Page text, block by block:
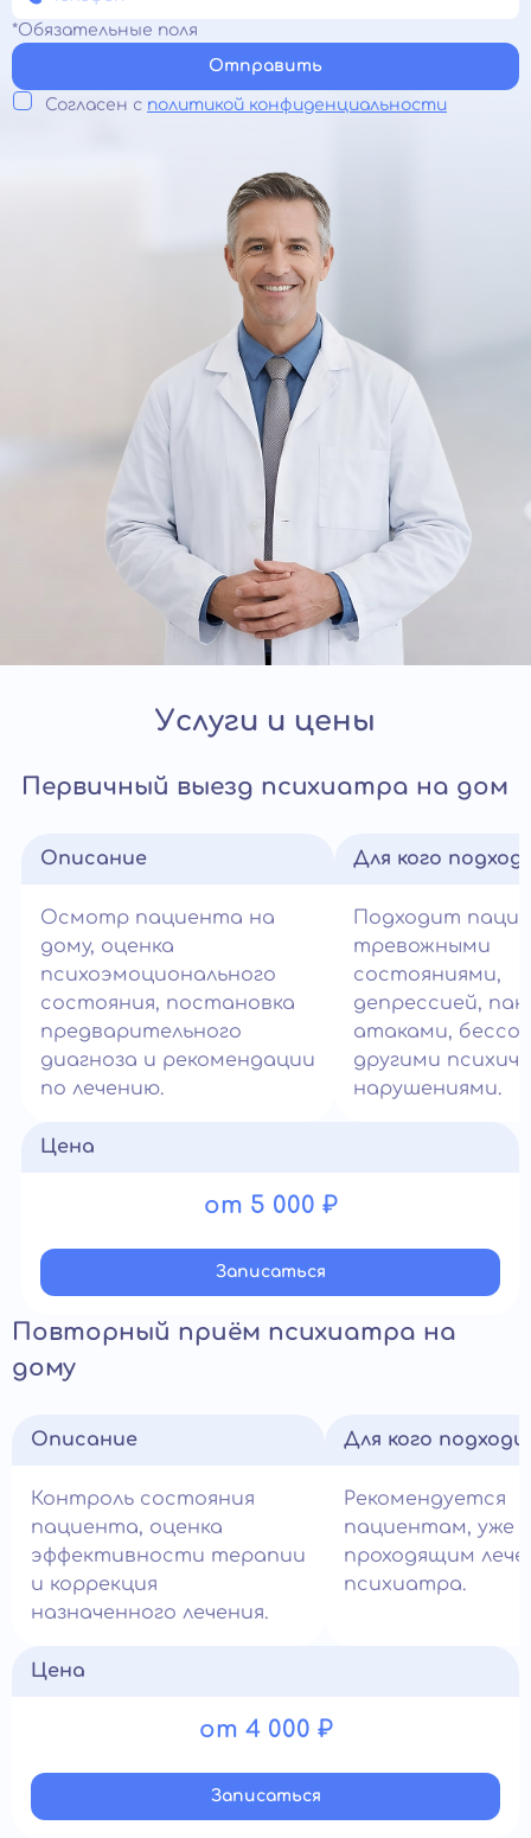
*Обязательные поля
Отправить
Согласен с политикой конфиденциальности
Услуги и цены
Первичный выезд психиатра на дом
Описание
Осмотр пациента на
дому, оценка
психоэмоционального
состояния, постановка
предварительного
диагноза и рекомендации
по лечению.
Для кого
Подходит
тревожными
состояниями,
депрессией,
атаками,
другими
нарушениями.
Цена
от 5 000 ₽
Записатьcя
Повторный приём психиатра на
дому
Описание
Контроль состояния
пациента, оценка
эффективности терапии
и коррекция
назначенного лечения.
Для кого
Рекомендуется
пациентам, уже
проходящим
психиатра.
Цена
от 4 000 ₽
Записатьcя